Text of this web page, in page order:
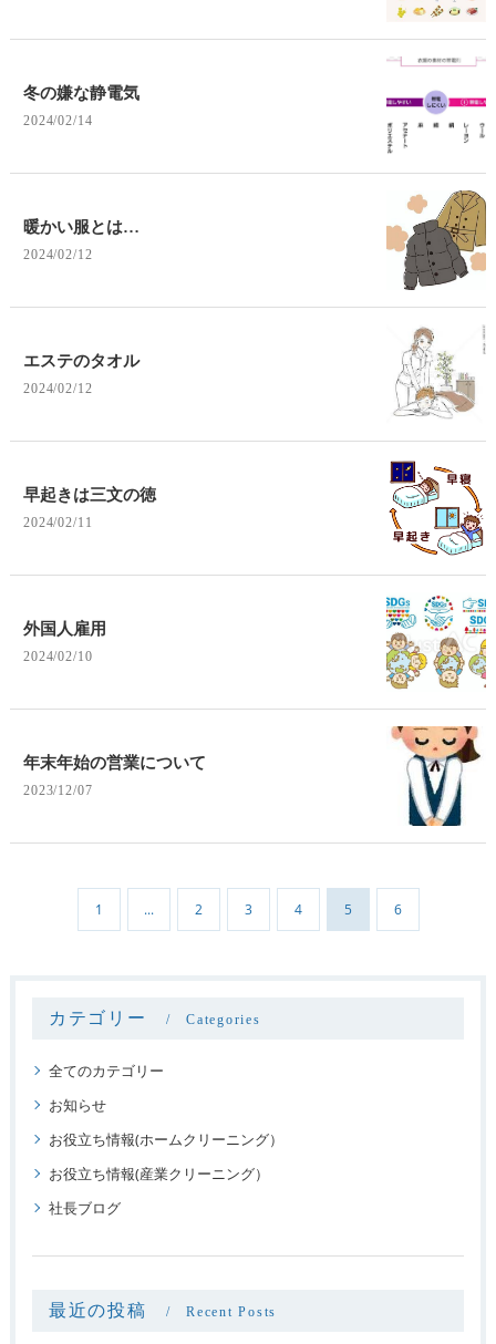
冬の嫌な静電気
2024/02/14
暖かい服とは…
2024/02/12
エステのタオル
2024/02/12
早起きは三文の徳
2024/02/11
外国人雇用
2024/02/10
年末年始の営業について
2023/12/07
1 ... 2 3 4 5 6
カテゴリー Categories
全てのカテゴリー
お知らせ
お役立ち情報(ホームクリーニング）
お役立ち情報(産業クリーニング）
社長ブログ
最近の投稿 Recent Posts